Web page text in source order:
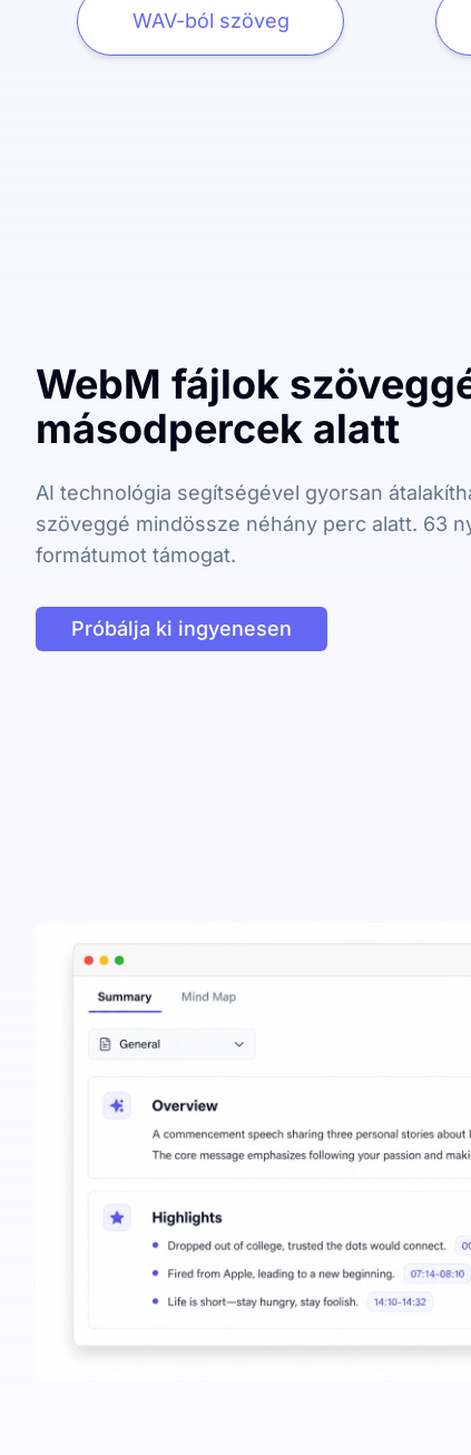
WAV-ból szöveg
WebM fájlok
másodpercek alatt
AI technológia segítségével gyorsan
szöveggé mindössze néhány perc alatt. 63
formátumot támogat.
Próbálja ki ingyenesen